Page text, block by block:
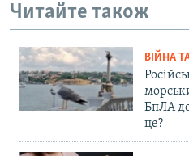
Читайте також
ВІЙНА
БпЛА
це?